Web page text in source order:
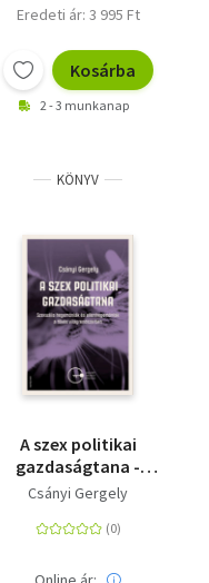
Eredeti ár: 3 995 Ft
Kosárba
2 - 3 munkanap
KÖNYV
A szex politikai
gazdaságtana -
Szexuális hegemóniák
tőkés
Csányi Gergely